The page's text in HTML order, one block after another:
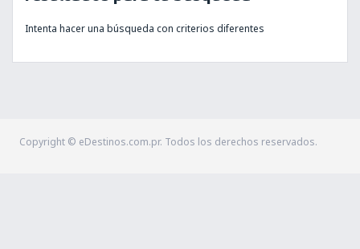
Intenta hacer una búsqueda con criterios diferentes
Copyright © eDestinos.com.pr. Todos los derechos reservados.